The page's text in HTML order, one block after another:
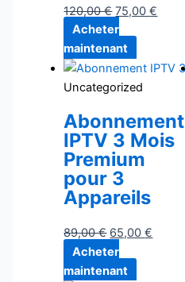
120,00€ 75,00€
Acheter
maintenant
Uncategorized
Abonnement
IPTV 3 Mois
Premium
pour 3
Appareils
89,00€ 65,00€
Acheter
maintenant